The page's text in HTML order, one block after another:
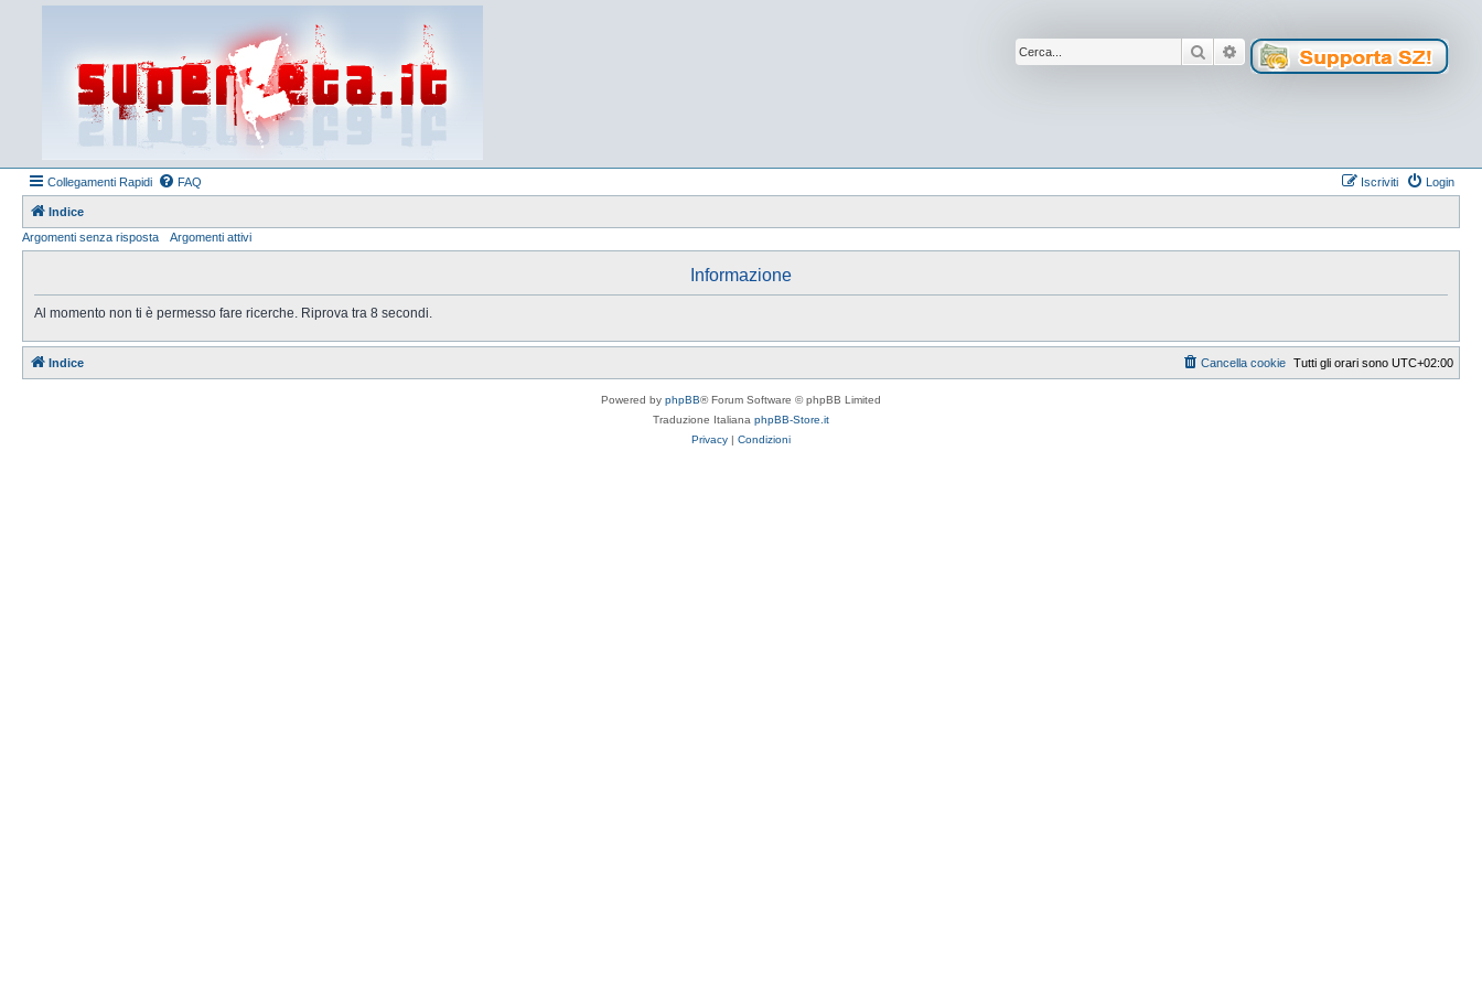
Cerca Ricerca avanzata
Collegamenti Rapidi FAQ Login
Iscriviti
Indice
Argomenti senza risposta
Argomenti attivi
Informazione
Al momento non ti è permesso fare ricerche. Riprova tra 8 secondi.
Indice Tutti gli orari sono UTC+02:00
Cancella cookie
Powered by phpBB® Forum Software © phpBB Limited
Traduzione Italiana phpBB-Store.it
Privacy | Condizioni